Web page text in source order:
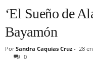
‘El Sueño de
Bayamón
Por Sandra Caquias Cruz - 28
0